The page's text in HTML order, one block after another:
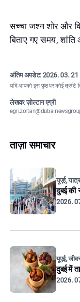
सच्चा जश्न शोर और
बिताए गए समय,
अंतिम अपडेट:2026. 03. 21
यदि आपको इस पृष्ठ पर कोई त्रुटि
लेखक: ज़ोल्टान एग्री
ताज़ा समाचार
यूएई,
दुबई की
2026.
यूएई,
दुबई में
2026.